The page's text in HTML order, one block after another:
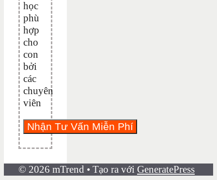
học
phù
hợp
cho
con
bởi
các
chuyên
viên
© 2026 mTrend • Tạo ra với GeneratePress